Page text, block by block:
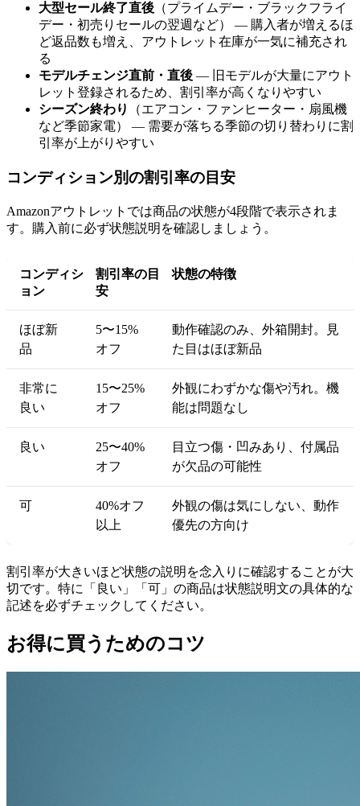
大型セール終了直後 （プライムデー・ブラックフライ
デー・初売りセールの翌週など） — 購入者が増えるほ
ど返品数も増え、アウトレット在庫が一気に補充され
る
モデルチェンジ直前・直後 — 旧モデルが大量にアウト
レット登録されるため、割引率が高くなりやすい
シーズン終わり
（エアコン・ファンヒーター・扇風機
など季節家電） — 需要が落ちる季節の切り替わりに割
引率が上がりやすい
コンディション別の割引率の目安
Amazonアウトレットでは商品の状態が4段階で表示されま
す。購入前に必ず状態説明を確認しましょう。
コンディシ
ョン
割引率の目
安
状態の特徴
ほぼ新
品
5〜15%
オフ
動作確認のみ、外箱開封。見
た目はほぼ新品
非常に
良い
15〜25%
オフ
外観にわずかな傷や汚れ。機
能は問題なし
良い
25〜40%
オフ
目立つ傷・凹みあり、付属品
が欠品の可能性
可
40%オフ
以上
外観の傷は気にしない、動作
優先の方向け
割引率が大きいほど状態の説明を念入りに確認することが大
切です。特に「良い」「可」の商品は状態説明文の具体的な
記述を必ずチェックしてください。
お得に買うためのコツ